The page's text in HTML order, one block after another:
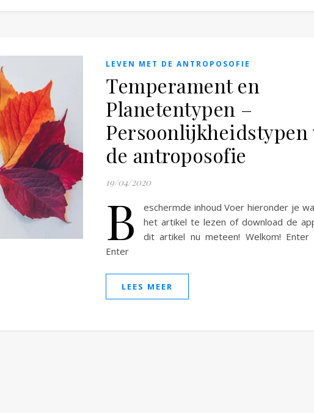
LEVEN MET DE ANTROPOSOFIE
Temperament en
Planetentypen –
de antroposofie
19/04/2020
B
eschermde inhoud Voer hieronder je
het artikel te lezen of download de
dit artikel nu meteen! Welkom! Enter
Enter
LEES MEER